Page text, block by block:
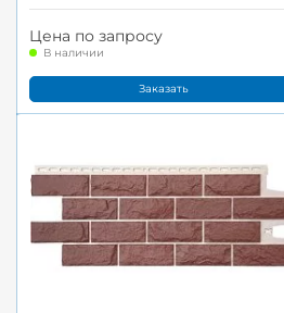
Цена по запросу
В наличии
Заказать